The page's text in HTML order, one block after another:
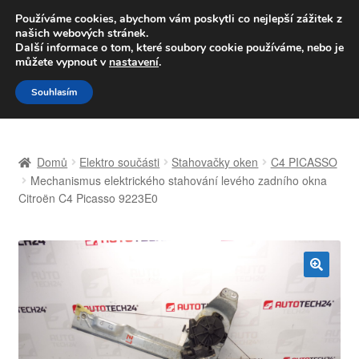
DOPRAVA od 139,-Kč
Volejte po-pá 9-16 704 494 494
Přeskočit
na
navigaci
Přejít
k
obsahu
Celosvětová doprava
Košík
Domů Elektro součásti Stahovačky oken
C4 PICASSO
Mechanismus elektrického stahování levého zadního okna
Citroën C4 Picasso 9223E0
Používáme cookies, abychom vám poskytli co nejlepší zážitek z
našich webových stránek.
Další informace o tom, které soubory cookie používáme, nebo je
můžete vypnout v nastavení.
Souhlasím